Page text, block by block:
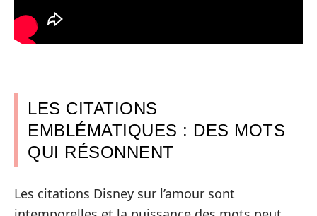
LES CITATIONS
EMBLÉMATIQUES : DES MOTS
QUI RÉSONNENT
Les citations Disney sur l’amour sont